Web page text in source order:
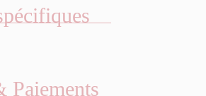
Paiements